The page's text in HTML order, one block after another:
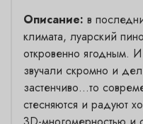
Описание: в
климата, луарский
откровенно ягодным.
звучали скромно и
застенчиво...то
стесняются и радуют